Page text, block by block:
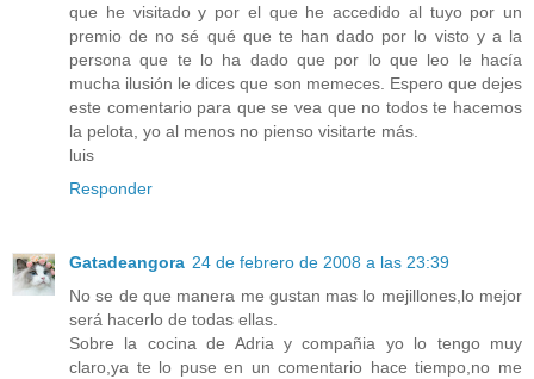
que he visitado y por el que he accedido al tuyo por un
premio de no sé qué que te han dado por lo visto y a la
persona que te lo ha dado que por lo que leo le hacía
mucha ilusión le dices que son memeces. Espero que dejes
este comentario para que se vea que no todos te hacemos
la pelota, yo al menos no pienso visitarte más.
luis
Responder
Gatadeangora 24 de febrero de 2008 a las 23:39
No se de que manera me gustan mas lo mejillones,lo mejor
será hacerlo de todas ellas.
Sobre la cocina de Adria y compañia yo lo tengo muy
claro,ya te lo puse en un comentario hace tiempo,no me